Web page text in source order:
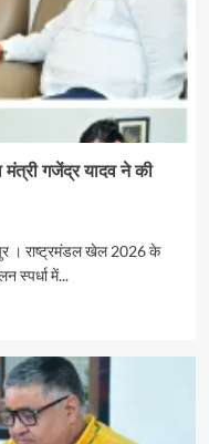
मंत्री गजेंद्र यादव ने की
। राष्ट्रमंडल खेल 2026 के
स्पर्धा में...